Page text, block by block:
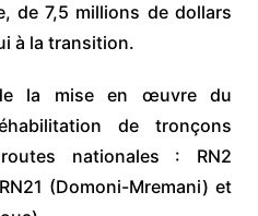
de 7,5 millions de dollars
à la transition.
la mise en œuvre du
de tronçons
nationales : RN2
(Domoni-Mremani) et